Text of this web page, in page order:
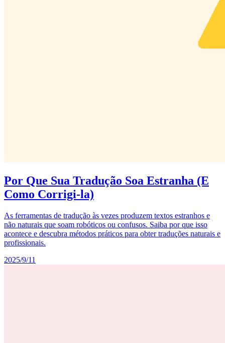
Por Que Sua Tradução Soa Estranha (E
Como Corrigi-la)
As ferramentas de tradução às vezes produzem textos estranhos e
não naturais que soam robóticos ou confusos. Saiba por que isso
acontece e descubra métodos práticos para obter traduções naturais e
profissionais.
2025/9/11